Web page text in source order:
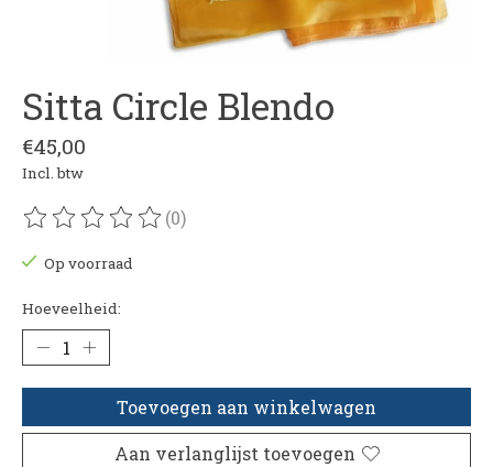
Sitta Circle Blendo
€45,00
Incl. btw
De beoordeling van dit product is
(0)
Op voorraad
Hoeveelheid:
Toevoegen aan winkelwagen
Aan verlanglijst toevoegen